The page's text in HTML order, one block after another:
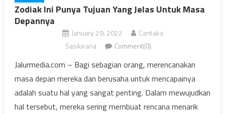
Zodiak Ini Punya Tujuan Yang Jelas Untuk Masa
Depannya
January 29, 2022
Cantaka
Sasikirana
Comment(0)
Jalurmedia.com – Bagi sebagian orang, merencanakan
masa depan mereka dan berusaha untuk mencapainya
adalah suatu hal yang sangat penting. Dalam mewujudkan
hal tersebut, mereka sering membuat rencana menarik